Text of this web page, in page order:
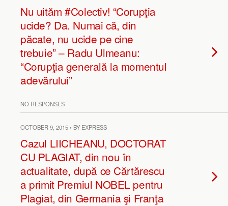
Nu uităm #Colectiv! “Corupţia
ucide? Da. Numai că, din
păcate, nu ucide pe cine
trebuie” – Radu Ulmeanu:
“Corupţia generală la momentul
adevărului”
NO RESPONSES
OCTOBER 9, 2015 • BY EXPRESS
Cazul LIICHEANU, DOCTORAT
CU PLAGIAT, din nou în
actualitate, după ce Cărtărescu
a primit Premiul NOBEL pentru
Plagiat, din Germania şi Franţa